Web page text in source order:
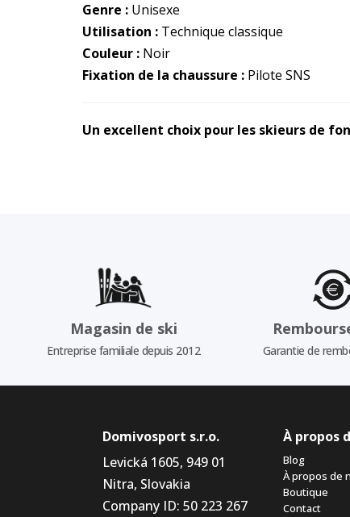
Genre : Unisexe
Utilisation : Technique classique
Couleur : Noir
Fixation de la chaussure : Pilote SNS
Un excellent choix pour les skieurs de
Magasin de ski
Entreprise familiale depuis 2012 Garantie de
Domivosport s.r.o.
Levická 1605, 949 01
Nitra, Slovakia
Company ID: 50 223 267
À propos
Blog
À propos de
Boutique
Contact